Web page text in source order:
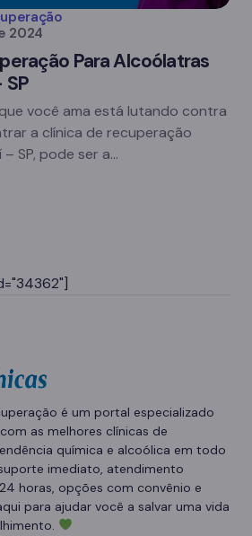
2024
Para Alcoólatras
SP
você ama está lutando contra
a clínica de recuperação
SP, pode ser a…
é um portal especializado
as melhores clínicas de
química e alcoólica em todo
imediato, atendimento
horas, opções com convênio e
para ajudar você a salvar uma vida